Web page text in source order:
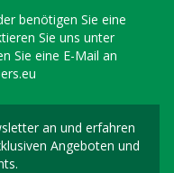
benötigen Sie eine
Sie uns unter
Sie eine E-Mail an
an und erfahren
Angeboten und
Sie sich für